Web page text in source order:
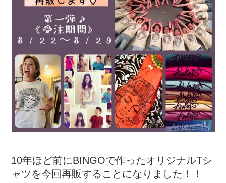
10年ほど前にBINGOで作ったオリジナルTシ
ャツを今回再販することになりました！！